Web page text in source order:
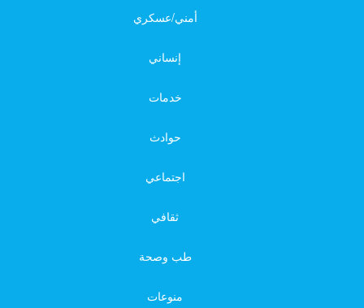
أمني/عسكري
إنساني
خدمات
حوادث
اجتماعي
ثقافي
طب وصحة
منوعات